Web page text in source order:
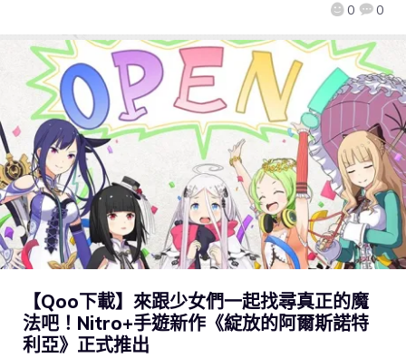
0 0
【Qoo下載】來跟少女們一起找尋真正的魔
法吧！Nitro+手遊新作《綻放的阿爾斯諾特
利亞》正式推出